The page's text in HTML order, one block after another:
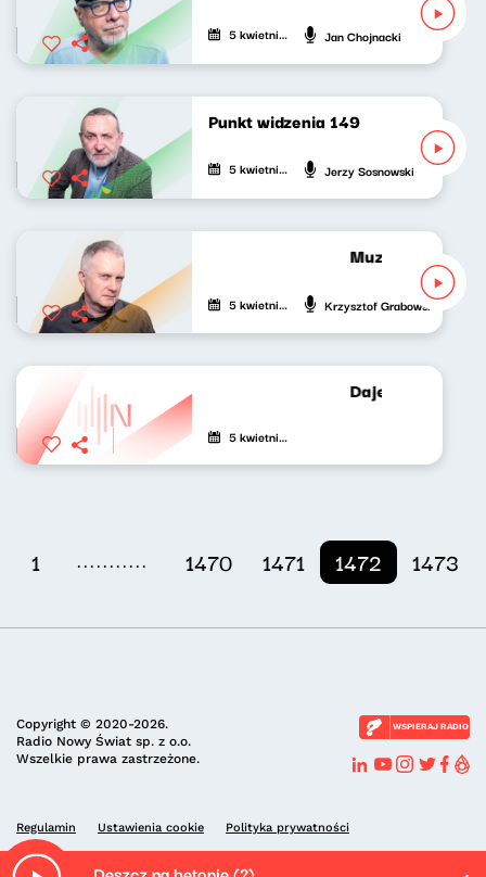
5 kwietnia 2021 Jan Chojnacki
Punkt widzenia 149
5 kwietnia 2021 Jerzy Sosnowski
Muzyka bardzo
5 kwietnia 2021 Krzysztof Grabowski
Dajemy poecie
5 kwietnia 2021
1 ........... 1470 1471 1472 1473
Copyright © 2020-2026.
Radio Nowy Świat sp. z o.o.
Wszelkie prawa zastrzeżone.
WSPIERAJ RADIO
Regulamin Ustawienia cookie Polityka prywatności